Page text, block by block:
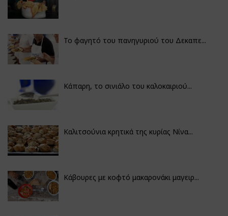
Το φαγητό του πανηγυριού του Δεκαπε...
Κάπαρη, το σινιάλο του καλοκαιριού...
Καλιτσούνια κρητικά της κυρίας Νίνα...
Κάβουρες με κοφτό μακαρονάκι μαγειρ...